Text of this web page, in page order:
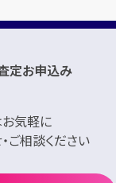
定お申込み
お気軽に
ご相談ください